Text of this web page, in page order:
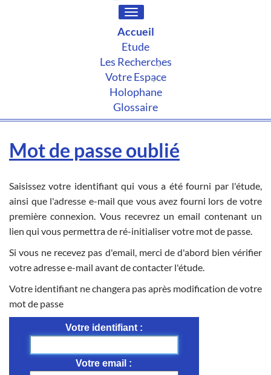
Toggle
navigation
Accueil
Etude
Les Recherches
Votre Espace
Holophane
Glossaire
Mot de passe oublié
Saisissez votre identifiant qui vous a été fourni par l'étude,
ainsi que l'adresse e-mail que vous avez fourni lors de votre
première connexion. Vous recevrez un email contenant un
lien qui vous permettra de ré-initialiser votre mot de passe.
Si vous ne recevez pas d'email, merci de d'abord bien vérifier
votre adresse e-mail avant de contacter l'étude.
Votre identifiant ne changera pas après modification de votre
mot de passe
Votre identifiant
Votre email